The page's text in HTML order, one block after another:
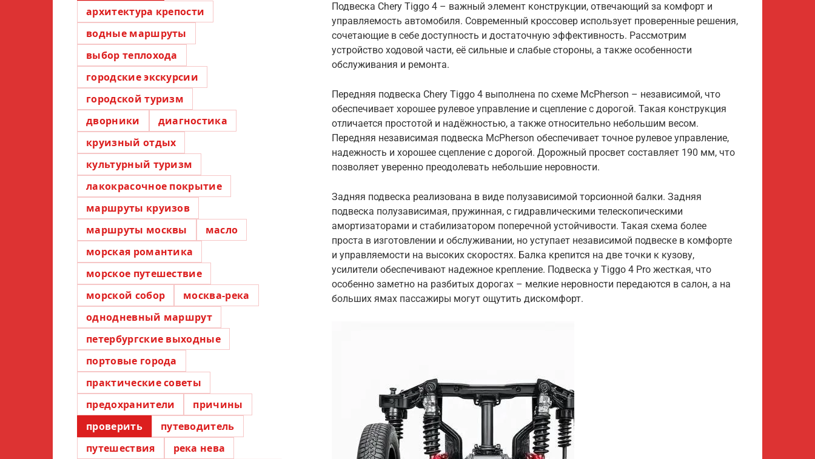
Подвеска Chery Tiggo 4 – важный элемент конструкции, отвечающий за комфорт и
управляемость автомобиля. Современный кроссовер использует проверенные решения,
сочетающие в себе доступность и достаточную эффективность. Рассмотрим
устройство ходовой части, её сильные и слабые стороны, а также особенности
обслуживания и ремонта.
Передняя подвеска Chery Tiggo 4 выполнена по схеме McPherson – независимой, что
обеспечивает хорошее рулевое управление и сцепление с дорогой. Такая конструкция
отличается простотой и надёжностью, а также относительно небольшим весом.
Передняя независимая подвеска McPherson обеспечивает точное рулевое управление,
надежность и хорошее сцепление с дорогой. Дорожный просвет составляет 190 мм, что
позволяет уверенно преодолевать небольшие неровности.
Задняя подвеска реализована в виде полузависимой торсионной балки. Задняя
подвеска полузависимая, пружинная, с гидравлическими телескопическими
амортизаторами и стабилизатором поперечной устойчивости. Такая схема более
проста в изготовлении и обслуживании, но уступает независимой подвеске в комфорте
и управляемости на высоких скоростях. Балка крепится на две точки к кузову,
усилители обеспечивают надежное крепление. Подвеска у Tiggo 4 Pro жесткая, что
особенно заметно на разбитых дорогах – мелкие неровности передаются в салон, а на
больших ямах пассажиры могут ощутить дискомфорт.
архитектура крепости
водные маршруты
выбор теплохода
городские экскурсии
городской туризм
дворники
диагностика
круизный отдых
культурный туризм
лакокрасочное покрытие
маршруты круизов
маршруты москвы
масло
морская романтика
морское путешествие
морской собор
москва-река
однодневный маршрут
петербургские выходные
портовые города
практические советы
предохранители
причины
проверить
путеводитель
путешествия
река нева